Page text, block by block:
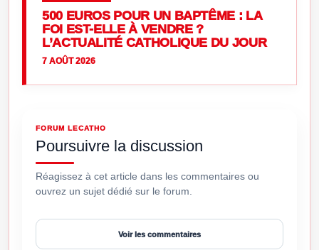
500 EUROS POUR UN BAPTÊME : LA
FOI EST-ELLE À VENDRE ?
L’ACTUALITÉ CATHOLIQUE DU JOUR
7 AOÛT 2026
FORUM LECATHO
Poursuivre la discussion
Réagissez à cet article dans les commentaires ou
ouvrez un sujet dédié sur le forum.
Voir les commentaires